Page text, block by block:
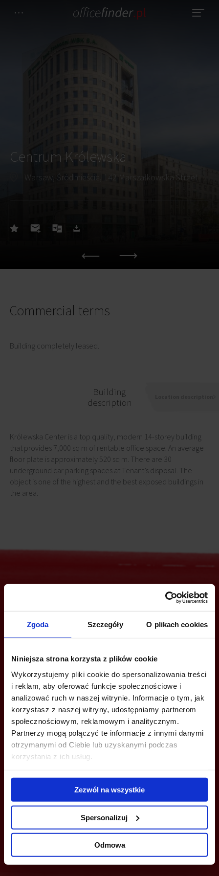
Zgoda Szczegóły O plikach cookies
Niniejsza strona korzysta z plików cookie
Wykorzystujemy pliki cookie do spersonalizowania treści
i reklam, aby oferować funkcje społecznościowe i
analizować ruch w naszej witrynie. Informacje o tym, jak
korzystasz z naszej witryny, udostępniamy partnerom
społecznościowym, reklamowym i analitycznym.
Partnerzy mogą połączyć te informacje z innymi danymi
otrzymanymi od Ciebie lub uzyskanymi podczas
korzystania z ich usług.
Zezwól na wszystkie
Spersonalizuj
Odmowa
Centrum Królewska
Warsaw, Śródmieście, 142 Marszałkowska Street
Commercial terms
Building completely leased.
Building
description
Królewska Center is a top quality, modern 14-storey building
that provides 7,000 sq m of rentable office space. An average
floor plate is approximately 520 sq m. There are 30
underground car parking spaces at Tenant’s disposal. The
object is one of the highest and the best exposed buildings in
the area.
Are you interested in this offer?
+48 22 167 04 00
info@officefinder.pl
YOU CAN LEAVE YOUR PHONE NUMBER AND WE WILL CONTACT
YOU
Send